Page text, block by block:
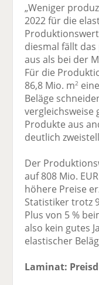
„Weniger
2022 für die
diesmal fällt
aus als bei der
Für die
86,8 Mio. m2
Beläge
vergleichsweise
Produkte aus
deutlich
Der
auf 808 Mio.
höhere Preise
Statistiker trotz
Plus von 5 %
also kein gutes
elastischer
Laminat: